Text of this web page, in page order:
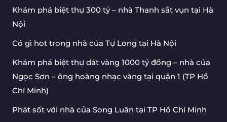
Khám phá biệt thự 300 tỷ – nhà Thanh sắt vụn tại Hà
Nội
Có gì hot trong nhà của Tự Long tại Hà Nội
Khám phá biệt thự dát vàng 1000 tỷ đồng – nhà của
Ngọc Sơn – ông hoàng nhạc vàng tại quận 1 (TP Hồ
Chí Minh)
Phát sốt với nhà của Song Luân tại TP Hồ Chí Minh